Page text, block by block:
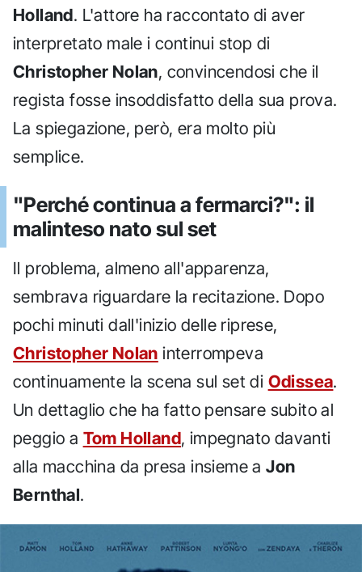
Holland. L'attore ha raccontato di aver
interpretato male i continui stop di
Christopher Nolan, convincendosi che il
regista fosse insoddisfatto della sua prova.
La spiegazione, però, era molto più
semplice.
"Perché continua a fermarci?": il
malinteso nato sul set
Il problema, almeno all'apparenza,
sembrava riguardare la recitazione. Dopo
pochi minuti dall'inizio delle riprese,
Christopher Nolan interrompeva
continuamente la scena sul set di Odissea.
Un dettaglio che ha fatto pensare subito al
peggio a Tom Holland, impegnato davanti
alla macchina da presa insieme aJon
Bernthal.